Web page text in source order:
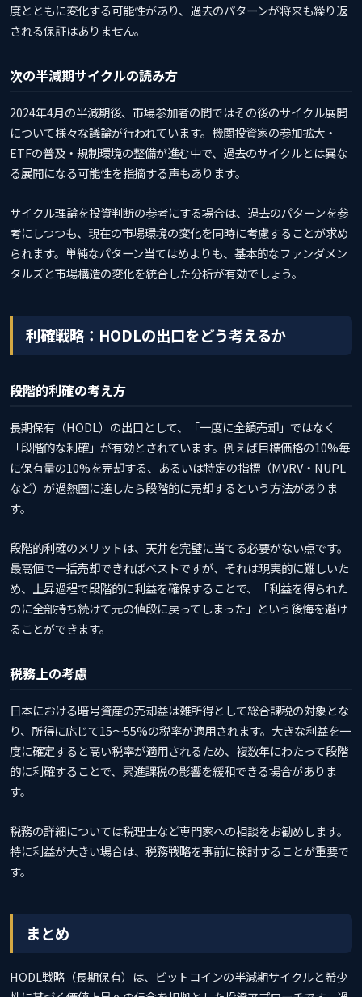
度とともに変化する可能性があり、過去のパターンが将来も繰り返
される保証はありません。
次の半減期サイクルの読み方
2024年4月の半減期後、市場参加者の間ではその後のサイクル展開
について様々な議論が行われています。機関投資家の参加拡大・
ETFの普及・規制環境の整備が進む中で、過去のサイクルとは異な
る展開になる可能性を指摘する声もあります。
サイクル理論を投資判断の参考にする場合は、過去のパターンを参
考にしつつも、現在の市場環境の変化を同時に考慮することが求め
られます。単純なパターン当てはめよりも、基本的なファンダメン
タルズと市場構造の変化を統合した分析が有効でしょう。
利確戦略：HODLの出口をどう考えるか
段階的利確の考え方
長期保有（HODL）の出口として、「一度に全額売却」ではなく
「段階的な利確」が有効とされています。例えば目標価格の10%毎
に保有量の10%を売却する、あるいは特定の指標（MVRV・NUPL
など）が過熱圏に達したら段階的に売却するという方法がありま
す。
段階的利確のメリットは、天井を完璧に当てる必要がない点です。
最高値で一括売却できればベストですが、それは現実的に難しいた
め、上昇過程で段階的に利益を確保することで、「利益を得られた
のに全部持ち続けて元の値段に戻ってしまった」という後悔を避け
ることができます。
税務上の考慮
日本における暗号資産の売却益は雑所得として総合課税の対象とな
り、所得に応じて15〜55%の税率が適用されます。大きな利益を一
度に確定すると高い税率が適用されるため、複数年にわたって段階
的に利確することで、累進課税の影響を緩和できる場合がありま
す。
税務の詳細については税理士など専門家への相談をお勧めします。
特に利益が大きい場合は、税務戦略を事前に検討することが重要で
す。
まとめ
HODL戦略（長期保有）は、ビットコインの半減期サイクルと希少